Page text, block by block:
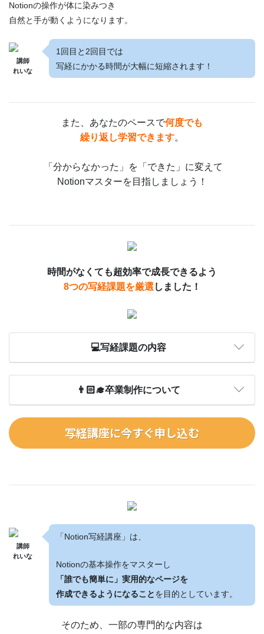
Notionの操作が体に染みつき
自然と手が動くようになります。
講師
れいな
1回目と2回目では
写経にかかる時間が大幅に短縮されます！
また、あなたのペースで何度でも
繰り返し学習できます。
「分からなかった」を「できた」に変えて
Notionマスターを目指しましょう！
時間がなくても超効率で成長できるよう
8つの写経課題を厳選 しました！
💻写経課題の内容
👨🏻‍🎓卒業制作について
写経講座に今すぐ申し込む
講師
れいな
「Notion写経講座」は、
Notionの基本操作をマスターし
「誰でも簡単に」実用的なページを
作成できるようになることを目的としています。
そのため、一部の専門的な内容は